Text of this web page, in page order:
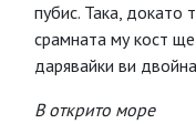
пубис. Така, докато
срамната му кост
дарявайки ви
В открито море